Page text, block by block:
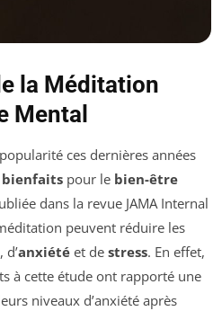
la Méditation
Mental
ces dernières années
bienfaits pour le bien-être
dans la revue JAMA Internal
peuvent réduire les
, d’anxiété et de stress. En effet,
à cette étude ont rapporté une
niveaux d’anxiété après